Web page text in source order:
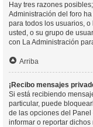
Hay tres razones
Administración del foro
para todos los usuarios,
usted, o su grupo de
con La Administración
Arriba
¡Recibo mensajes
Si está recibiendo
particular, puede
de las opciones del
informar o reportar